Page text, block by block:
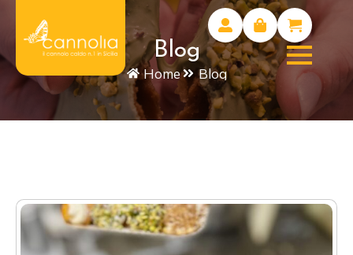
Blog
Home Blog